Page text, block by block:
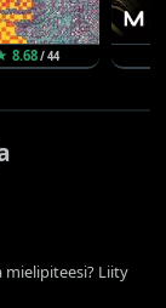
8.68/ 44
Liity